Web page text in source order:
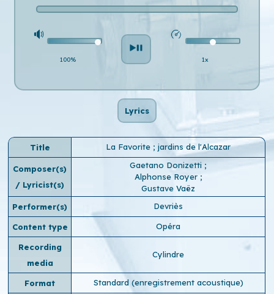
100% 1x
Lyrics
Title La Favorite ; jardins de l'Alcazar
Composer(s)
/ Lyricist(s)
Gaetano Donizetti ;
Alphonse Royer ;
Gustave Vaëz
Performer(s)
Devriès
Content type Opéra
Recording
media
Cylindre
Format Standard (enregistrement acoustique)